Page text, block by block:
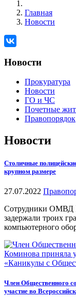
Главная
Новости
Новости
Прокуратура
Новости
ГО и ЧС
Почетные
Правопорядок
Новости
Столичные
крупном размере
27.07.2022
Сотрудники ОМВД
задержали троих
компьютерного
Член Общественного
участие во